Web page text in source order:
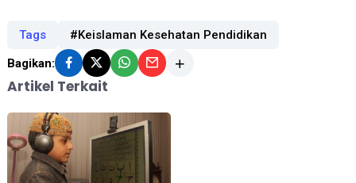
Tags #Keislaman Kesehatan Pendidikan
Bagikan:
Artikel Terkait